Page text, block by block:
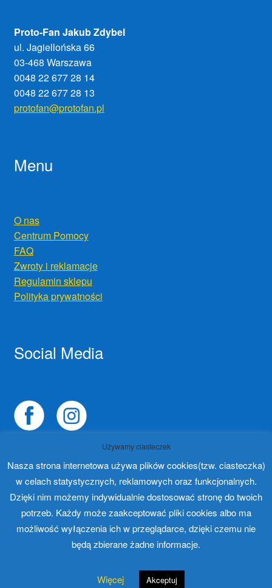
Proto-Fan Jakub Zdybel
ul. Jagiellońska 66
03-468 Warszawa
0048 22 677 28 14
0048 22 677 28 13
protofan@protofan.pl
Menu
O nas
Centrum Pomocy
FAQ
Zwroty i reklamacje
Regulamin sklepu
Polityka prywatności
Social Media
© 2023PROTO-FAN | Sklep Stomatologiczny Online i
Kursy Online Warszawa- Sklep stomatologiczny w
Warszawie | Jakub Zdybel Proto-Fan
Używamy ciasteczek
Nasza strona internetowa używa plików cookies(tzw. ciasteczka)
w celach statystycznych, reklamowych oraz funkcjonalnych.
Dzięki nim możemy indywidualnie dostosować stronę do twoich
potrzeb. Każdy może zaakceptować pliki cookies albo ma
możliwość wyłączenia ich w przeglądarce, dzięki czemu nie
będą zbierane żadne informacje.
Więcej Akceptuj